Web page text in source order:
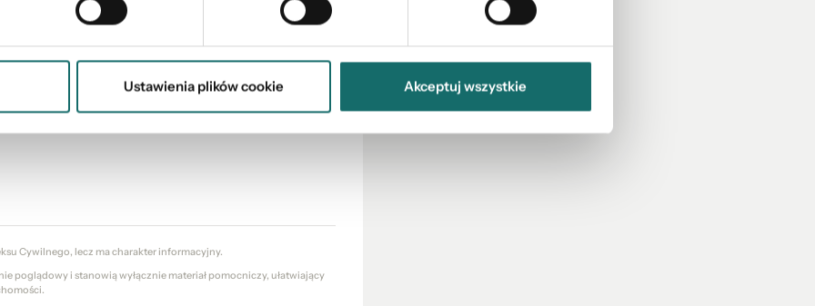
Ustawienia plików cookie Akceptuj wszystkie
Cywilnego, lecz ma charakter informacyjny.
poglądowy i stanowią wyłącznie materiał pomocniczy, ułatwiający